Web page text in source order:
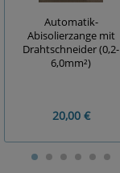
Automatik-
Abisolierzange mit
Drahtschneider (0,2-
6,0mm²)
20,00 €